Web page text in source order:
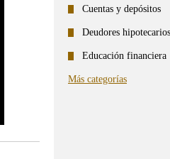
Cuentas y depósitos
Deudores
Educación financiera
Más categorías